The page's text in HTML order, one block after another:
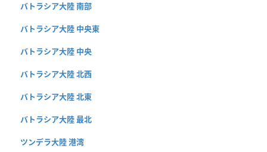
バトラシア大陸 南部
バトラシア大陸 中央東
バトラシア大陸 中央
バトラシア大陸 北西
バトラシア大陸 北東
バトラシア大陸 最北
ツンデラ大陸 港湾